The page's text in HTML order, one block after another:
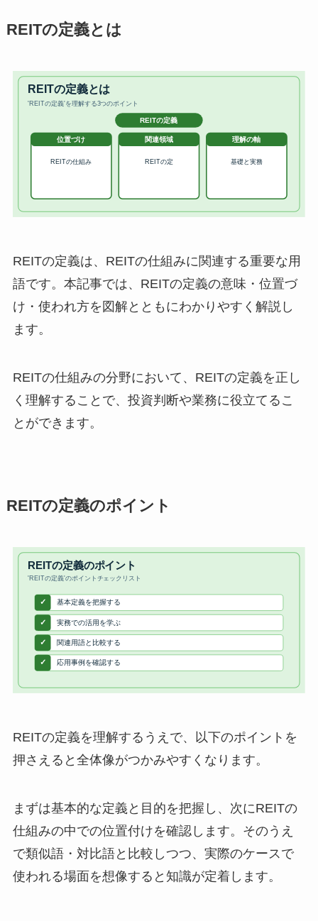
REITの定義とは
REITの定義は、REITの仕組みに関連する重要な用
語です。本記事では、REITの定義の意味・位置づ
け・使われ方を図解とともにわかりやすく解説し
ます。
REITの仕組みの分野において、REITの定義を正し
く理解することで、投資判断や業務に役立てるこ
とができます。
REITの定義のポイント
REITの定義を理解するうえで、以下のポイントを
押さえると全体像がつかみやすくなります。
まずは基本的な定義と目的を把握し、次にREITの
仕組みの中での位置付けを確認します。そのうえ
で類似語・対比語と比較しつつ、実際のケースで
使われる場面を想像すると知識が定着します。